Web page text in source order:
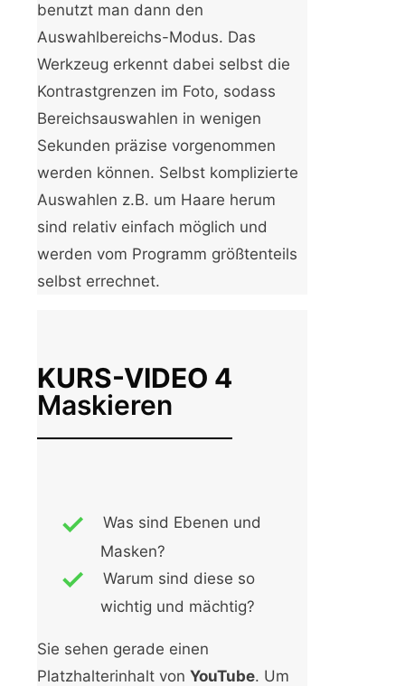
benutzt man dann den
Auswahlbereichs-Modus. Das
Werkzeug erkennt dabei selbst die
Kontrastgrenzen im Foto, sodass
Bereichsauswahlen in wenigen
Sekunden präzise vorgenommen
werden können. Selbst komplizierte
Auswahlen z.B. um Haare herum
sind relativ einfach möglich und
werden vom Programm größtenteils
selbst errechnet.
KURS-VIDEO 4
Maskieren
Was sind Ebenen und
Masken?
Warum sind diese so
wichtig und mächtig?
Sie sehen gerade einen
Platzhalterinhalt von YouTube. Um